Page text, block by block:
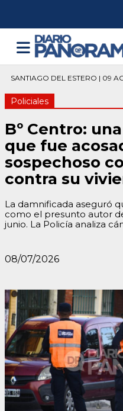
SANTIAGO DEL ESTERO | 09
Policiales
Bº Centro:
que fue
sospechoso
contra su
La damnificada aseguró
como el presunto autor
junio. La Policía analiza
08/07/2026